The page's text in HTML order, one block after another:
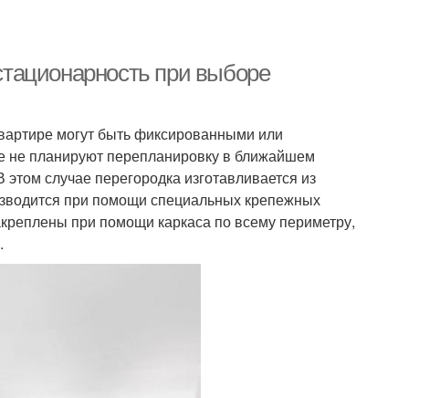
при выборе
могут быть фиксированными или
планируют перепланировку в ближайшем
случае перегородка изготавливается из
при помощи специальных крепежных
при помощи каркаса по всему периметру,